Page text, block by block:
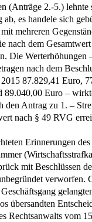
(Anträge 2.-5.) lehnte
es handele sich
mehreren
nach dem
Die Werterhöhungen
nach dem
87.829,41 Euro,
89.040,00 Euro –
den Antrag zu 1. –
nach § 49 RVG
Erinnerungen
mit Beschlüssen
verworfen.
übersandten
Rechtsanwalts vom